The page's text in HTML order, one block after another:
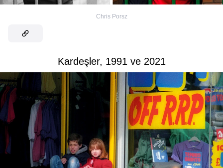
Chris Porsz
Kardeşler, 1991 ve 2021